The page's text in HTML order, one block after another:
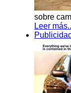
sobre
Leer